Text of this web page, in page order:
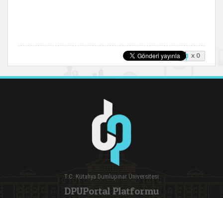
x 0
T.C. Kütahya Dumlupınar Üniversitesi
DPUPortal Platformu